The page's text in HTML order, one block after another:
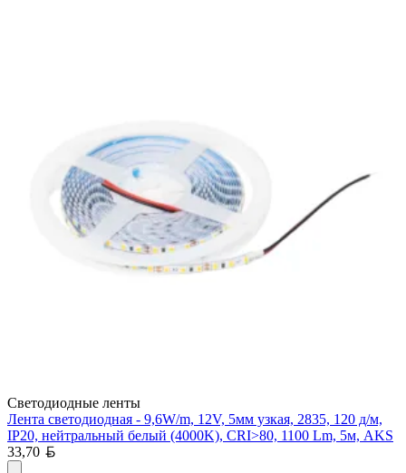
Светодиодные ленты
Лента светодиодная - 9,6W/m, 12V, 5мм узкая, 2835, 120 д/м,
IP20, нейтральный белый (4000K), CRI>80, 1100 Lm, 5м, AKS
33,70